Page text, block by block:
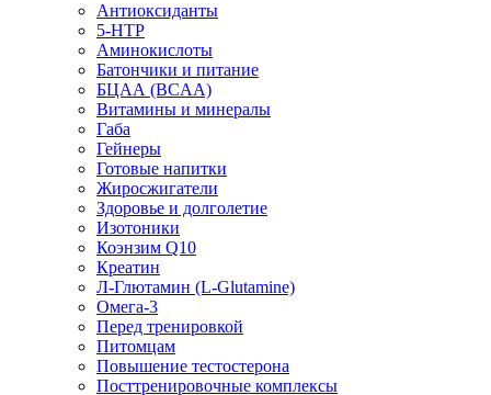
Антиоксиданты
5-HTP
Аминокислоты
Батончики и питание
БЦАА (BCAA)
Витамины и минералы
Габа
Гейнеры
Готовые напитки
Жиросжигатели
Здоровье и долголетие
Изотоники
Коэнзим Q10
Креатин
Л-Глютамин (L-Glutamine)
Омега-3
Перед тренировкой
Питомцам
Повышение тестостерона
Посттренировочные комплексы